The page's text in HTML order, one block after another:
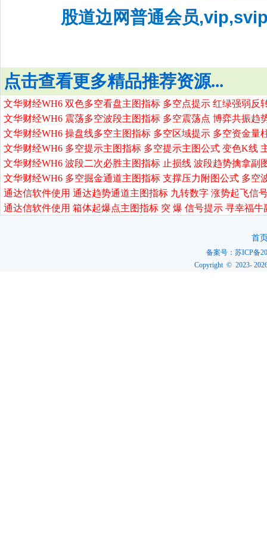
股道边网普通会员
点击查看更多精品推荐资源...
文华财经WH6 双色多空看盘主图指标 多空点提示 红绿强弱反
文华财经WH6 震荡多空波段主图指标 多空震荡点 博弈共振趋
文华财经WH6 操盘线多空主图指标 多空区域提示 多空资金量
文华财经WH6 多空提示主图指标 多空提示主图公式 变色K线
文华财经WH6 波段二次必胜主图指标 止损线 波段趋势擒拿副
文华财经WH6 多空掘金通道主图指标 支撑压力附图公式 多空
通达信软件使用 通达趋势通道主图指标 九转数字 涨势起飞信
通达信软件使用 箱体起爆点主图指标 突 爆 信号提示 寻幸福
首
备案号：苏ICP备
Copyright © 2023-